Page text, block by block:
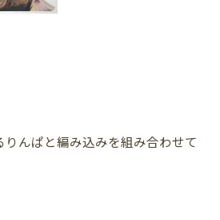
んぱと編み込みを組み合わせて